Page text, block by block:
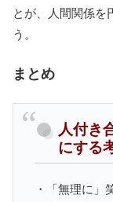
とが、人間関係を
う。
まとめ
人付き
にする
・「無理に」